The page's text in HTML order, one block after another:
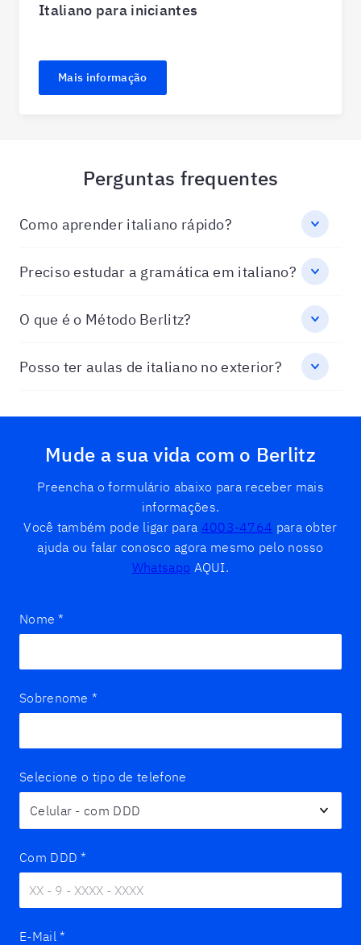
Italiano para iniciantes
Mais informação
Perguntas frequentes
Como aprender italiano rápido?
Preciso estudar a gramática em italiano?
O que é o Método Berlitz?
Posso ter aulas de italiano no exterior?
Mude a sua vida com o Berlitz
Preencha o formulário abaixo para receber mais
informações.
Você também pode ligar para 4003-4764 para obter
ajuda ou falar conosco agora mesmo pelo nosso
Whatsapp AQUI.
Nome *
Sobrenome *
Selecione o tipo de telefone
Com DDD *
E-Mail *